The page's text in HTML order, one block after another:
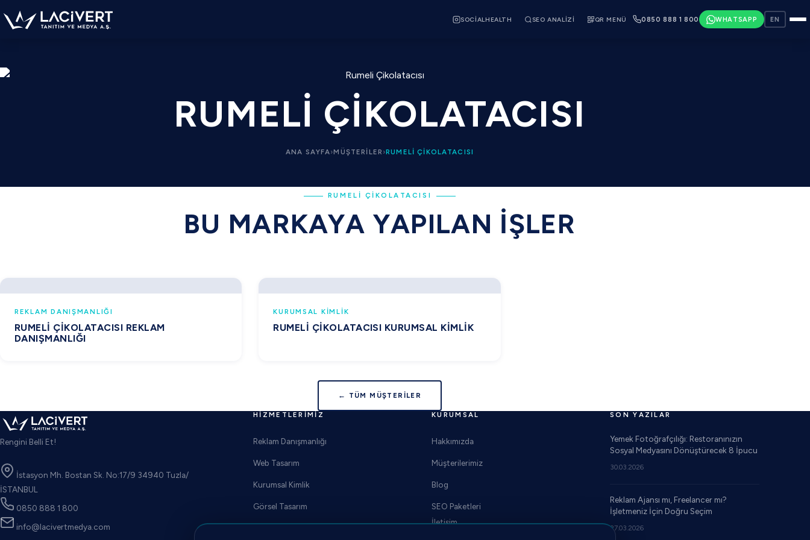
SOCIALHEALTH SEO ANALIZI QR MENÜ 0850 888 1 800 WHATSAPP EN
RUMELI ÇIKOLATACISI
ANA SAYFA›MÜŞTERILER ›RUMELI ÇIKOLATACISI
RUMELI ÇIKOLATACISI
BU MARKAYA YAPILAN İŞLER
REKLAM DANIŞMANLIĞI
RUMELI ÇIKOLATACISI REKLAM
DANIŞMANLIĞI
KURUMSAL KIMLIK
RUMELI ÇIKOLATACISI KURUMSAL KIMLIK
← TÜM MÜŞTERILER
Rengini Belli Et!
İstasyon Mh. Bostan Sk. No:17/9 34940 Tuzla/
İSTANBUL
0850 888 1 800
info@lacivertmedya.com
HIZMETLERIMIZ
Reklam Danışmanlığı
Web Tasarım
Kurumsal Kimlik
Görsel Tasarım
KURUMSAL
Hakkımızda
Müşterilerimiz
Blog
SEO Paketleri
İletişim
SON YAZILAR
Yemek Fotoğrafçılığı: Restoranınızın
Sosyal Medyasını Dönüştürecek 8 İpucu
30.03.2026
Reklam Ajansı mı, Freelancer mı?
İşletmeniz İçin Doğru Seçim
27.03.2026